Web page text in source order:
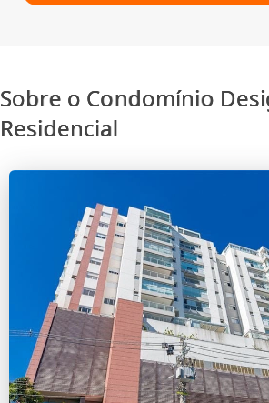
Sobre o Condomínio
Residencial